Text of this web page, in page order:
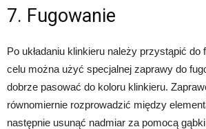
7. Fugowanie
Po układaniu klinkieru należy przystąpić do
celu można użyć specjalnej zaprawy do
dobrze pasować do koloru klinkieru.
równomiernie rozprowadzić między
następnie usunąć nadmiar za pomocą